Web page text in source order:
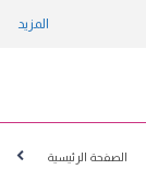
المزيد
الصفحة الرئيسية